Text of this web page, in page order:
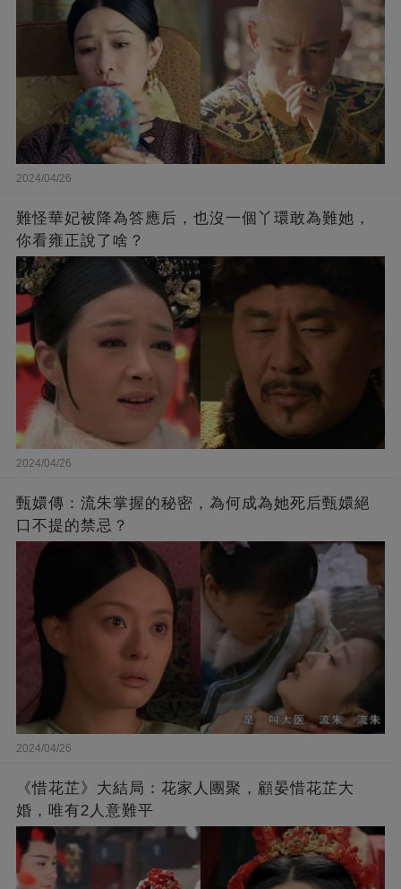
2024/04/26
難怪華妃被降為答應后，也沒一個丫環敢為難她，
你看雍正說了啥？
2024/04/26
甄嬛傳：流朱掌握的秘密，為何成為她死后甄嬛絕
口不提的禁忌？
2024/04/26
《惜花芷》大結局：花家人團聚，顧晏惜花芷大
婚，唯有2人意難平